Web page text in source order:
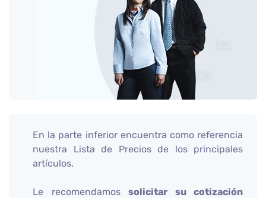
En la parte inferior encuentra como referencia
nuestra Lista de Precios de los principales
artículos.
Le recomendamos solicitar su cotización